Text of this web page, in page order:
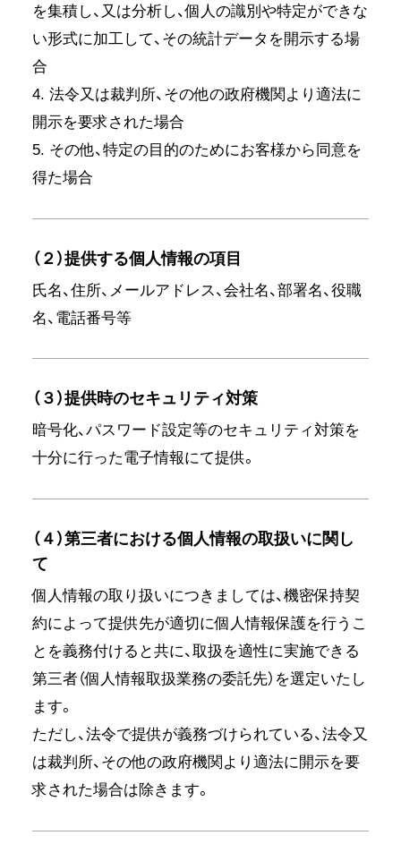
を集積し、又は分析し、個人の識別や特定ができな
い形式に加工して、その統計データを開示する場
合
4. 法令又は裁判所、その他の政府機関より適法に
開示を要求された場合
5. その他、特定の目的のためにお客様から同意を
得た場合
（２）提供する個人情報の項目
氏名、住所、メールアドレス、会社名、部署名、役職
名、電話番号等
（３）提供時のセキュリティ対策
暗号化、パスワード設定等のセキュリティ対策を
十分に行った電子情報にて提供。
（４）第三者における個人情報の取扱いに関し
て
個人情報の取り扱いにつきましては、機密保持契
約によって提供先が適切に個人情報保護を行うこ
とを義務付けると共に、取扱を適性に実施できる
第三者（個人情報取扱業務の委託先）を選定いたし
ます。
ただし、法令で提供が義務づけられている、法令又
は裁判所、その他の政府機関より適法に開示を要
求された場合は除きます。